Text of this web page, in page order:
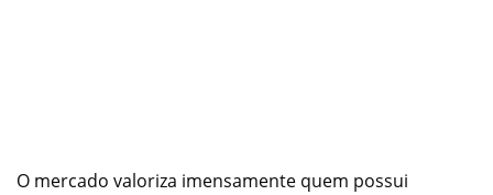
O mercado valoriza imensamente quem possui